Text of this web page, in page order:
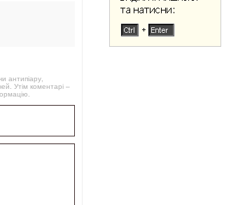
антипіару,
Утім коментарі –